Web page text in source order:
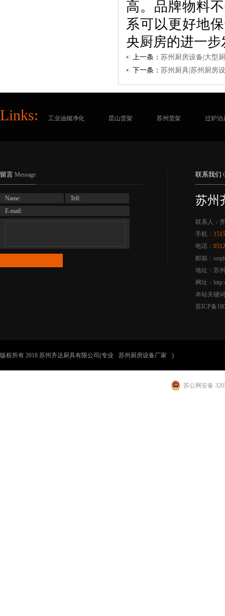
高。品牌物料
系可以更好地
央厨房的进一
上一条： 苏州厨房设备|大型
下一条： 苏州厨具|苏州厨房
Links: 工业油烟净化 昆山货架 苏州货架 过炉治
留言 Message
Name:
Tell:
E-mail:
联系我们
苏州
联系人：
手机：
电话：
邮箱：
地址：苏
网址：
本站关键
苏ICP备
版权所有 2018 苏州齐达厨具有限公司(专业 苏州厨房设备厂家 )
苏公网安备